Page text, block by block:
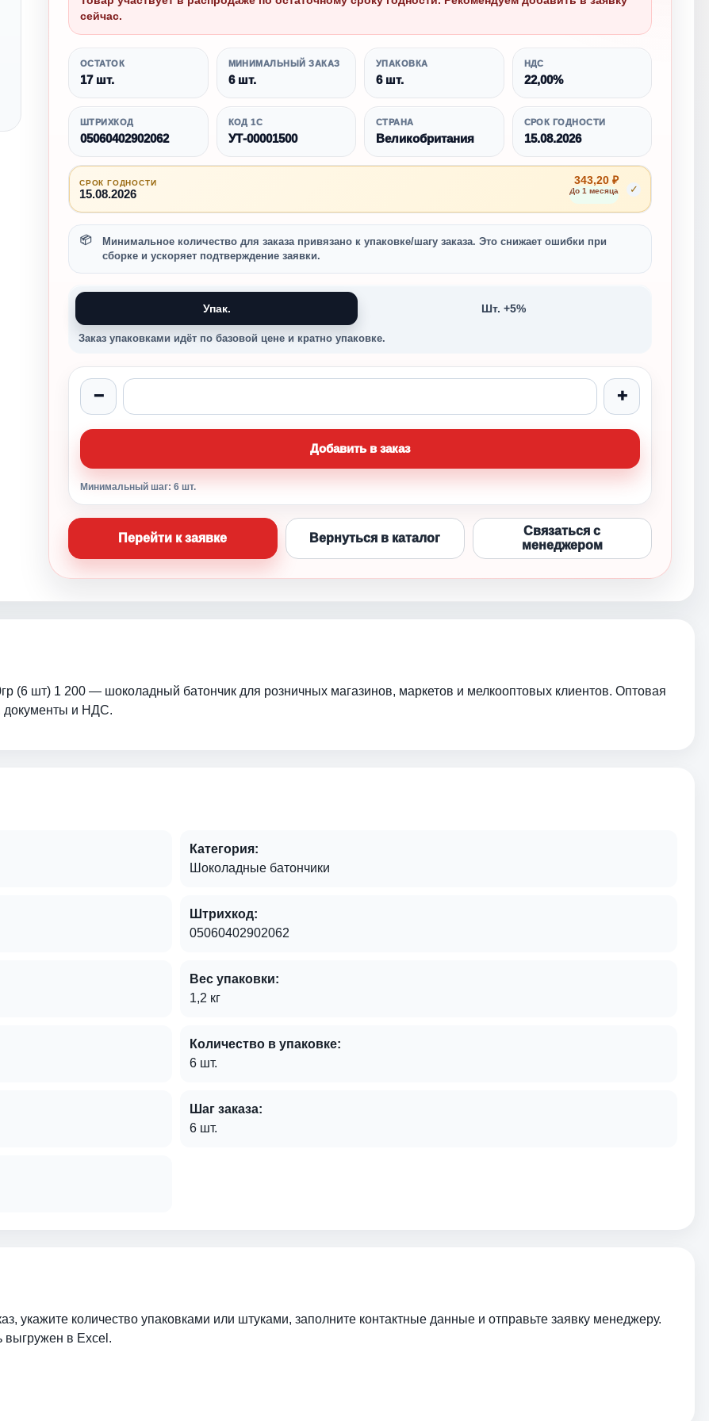
сейчас.
ОСТАТОК
17 шт.
МИНИМАЛЬНЫЙ ЗАКАЗ
6 шт.
УПАКОВКА
6 шт.
НДС
22,00%
ШТРИХКОД
05060402902062
КОД 1С
УТ-00001500
СТРАНА
Великобритания
СРОК ГОДНОСТИ
15.08.2026
СРОК ГОДНОСТИ
15.08.2026
343,20 ₽
До 1 месяца ✓
Минимальное количество для заказа привязано к упаковке/шагу заказа. Это снижает ошибки при
сборке и ускоряет подтверждение заявки.
Упак. Шт. +5%
Заказ упаковками идёт по базовой цене и кратно упаковке.
− +
Добавить в заказ
Минимальный шаг: 6 шт.
Перейти к заявке Вернуться в каталог
Связаться с
менеджером
(6 шт) 1 200 — шоколадный батончик для розничных магазинов, маркетов и мелкооптовых клиентов. Оптовая
документы и НДС.
Категория:
Шоколадные батончики
Штрихкод:
05060402902062
Вес упаковки:
1,2 кг
Количество в упаковке:
6 шт.
Шаг заказа:
6 шт.
укажите количество упаковками или штуками, заполните контактные данные и отправьте заявку менеджеру.
выгружен в Excel.